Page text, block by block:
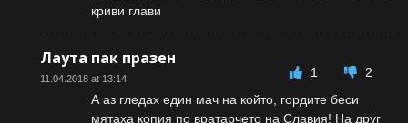
криви глави
Лаута пак празен
11.04.2018 at 13:14 1
2
А аз гледах един мач на който, гордите беси
мятаха копия по вратарчето на Славия! На друг